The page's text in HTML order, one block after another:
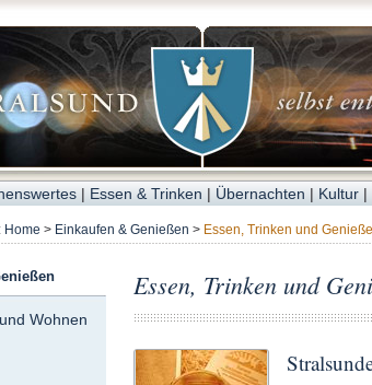
| Essen & Trinken | Übernachten | Kultur|
Home > Einkaufen & Genießen > Essen, Trinken und
Wohnen
Essen, Trinken und